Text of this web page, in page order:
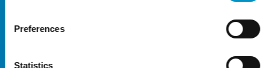
Preferences
Statistics